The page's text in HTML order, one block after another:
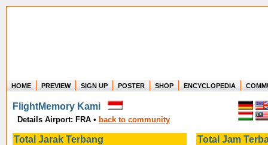
Where in the world have you flown?
How long have you been in the air?
Create your own FlightMemory and see!
HOME PREVIEW SIGN UP POSTER SHOP ENCYCLOPEDIA
FlightMemory Kami
Details Airport: FRA • back to community
Total Jarak Terbang Total Jam